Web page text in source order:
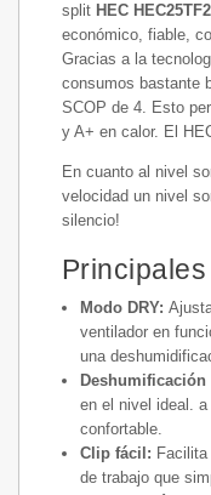
split HEC HEC25TF2
económico, fiable,
Gracias a la
consumos bastante
SCOP de 4. Esto
y A+ en calor. El
En cuanto al nivel
velocidad un nivel
silencio!
Modo DRY:
ventilador en
una
Deshumificación
en el nivel ideal.
confortable.
Clip fácil:
de trabajo que